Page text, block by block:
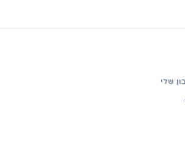
שלי